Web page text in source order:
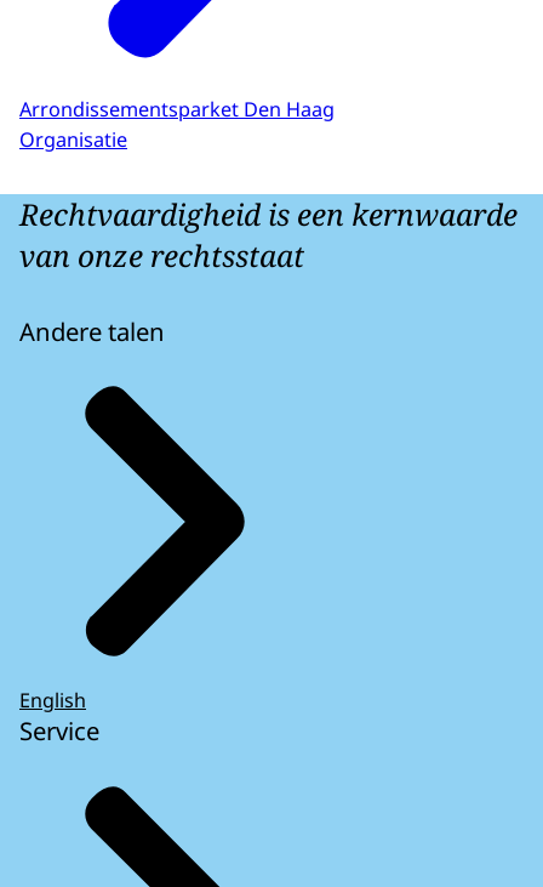
Arrondissementsparket Den Haag
Organisatie
Rechtvaardigheid is een kernwaarde
van onze rechtsstaat
Andere talen
English
Service